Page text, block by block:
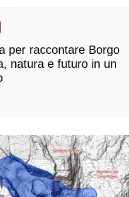
per raccontare Borgo
natura e futuro in un